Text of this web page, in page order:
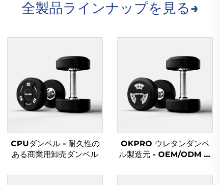
全製品ラインナップを見る→
CPUダンベル - 耐久性の
ある商業用卸売ダンベル
OKPRO ウレタンダンベ
ル製造元 - OEM/ODM カ